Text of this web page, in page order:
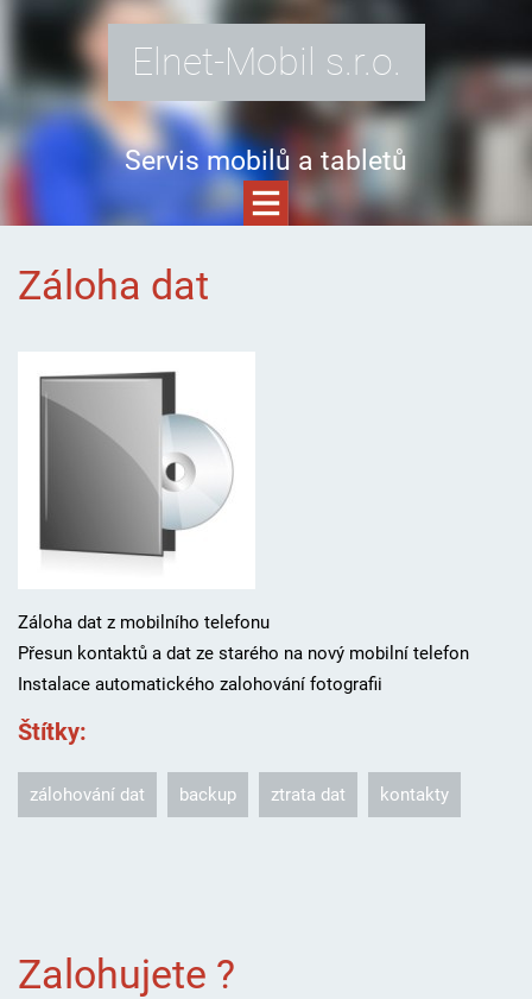
Elnet-Mobil s.r.o.
Servis mobilů a tabletů
Záloha dat
Záloha dat z mobilního telefonu
Přesun kontaktů a dat ze starého na nový mobilní telefon
Instalace automatického zalohování fotografii
Štítky:
zálohování dat backup ztrata dat kontakty
Zalohujete ?